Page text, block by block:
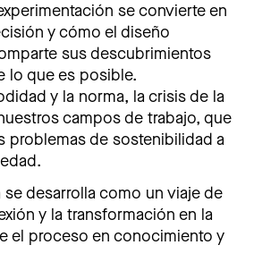
se convierte en
y cómo el diseño
sus descubrimientos
lo que es posible.
y la norma, la crisis de la
campos de trabajo, que
problemas de sostenibilidad a
desarrolla como un viaje de
y la transformación en la
el proceso en conocimiento y